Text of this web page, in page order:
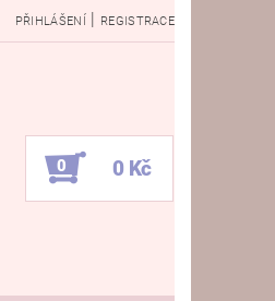
PŘIHLÁŠENÍ | REGISTRACE
0 0 Kč